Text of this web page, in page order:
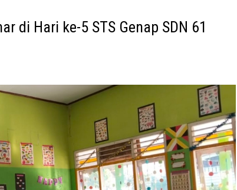
di Hari ke-5 STS Genap SDN 61